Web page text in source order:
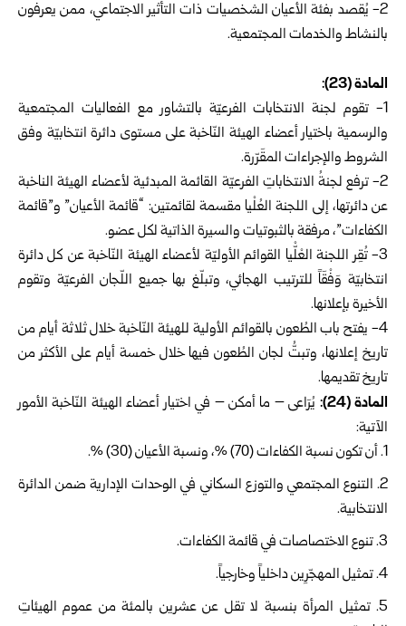
2- يُقصد بفئة الأعيان الشخصيات ذات التأثير الاجتماعي، ممن يعرفون
بالنشاط ‏والخدمات المجتمعية.
المادة (23):
1- تقوم لجنة الانتخابات الفرعيّة بالتشاور مع الفعاليات المجتمعية
والرسمية باختيار أعضاء الهيئة النّاخبة على مستوى دائرة انتخابيّة وفق
الشروط والإجراءات المقَرّرة.
2- ترفع لجنةُ الانتخاباتِ الفرعيّة القائمة المبدئية لأعضاء الهيئة الناخبة
عن دائرتها، إلى اللجنة العُلْيا مقسمة لقائمتين: “قائمة الأعيان” و”قائمة
الكفاءات”، مرفقة بالثبوتيات والسيرة الذاتية لكل عضو.
3- تُقِر اللجنة العْلّْيا القوائم الأوليّة لأعضاء الهيئة النّاخبة عن كل دائرة
انتخابيّة وَفْقَاً للترتيب الهجائي، وتبلّغ بها جميع اللّجان الفرعيّة وتقوم
الأخيرة بإعلانها.
4- يفتح باب الطُعون بالقوائم الأولية للهيئة النّاخبة خلال ثلاثة أيام من
تاريخ إعلانها، وتبتُّ لجان الطُعون فيها خلال خمسة أيام على الأكثر من
تاريخ تقديمها.
المادة (24):
يُرَاعى – ما أمكن – في اختيار أعضاء الهيئة النّاخبة الأمور
الآتية:
أن تكون نسبة الكفاءات (70) %، ونسبة الأعيان (30) %.
التنوع المجتمعي والتوزع السكاني في الوحدات الإدارية ضمن الدائرة
الانتخابية.
تنوع الاختصاصات في قائمة الكفاءات.
تمثيل المهجّرِين داخلياً وخارجياً.
تمثيل المرأة بنسبة لا تقل عن عشرين بالمئة من عموم الهيئاتِ